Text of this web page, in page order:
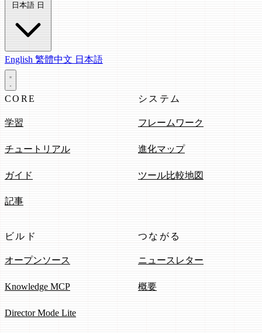
日本語 日
English 繁體中文 日本語
CORE
学習
チュートリアル
ガイド
記事
システム
フレームワーク
進化マップ
ツール比較地図
ビルド
オープンソース
Knowledge MCP
Director Mode Lite
つながる
ニュースレター
概要